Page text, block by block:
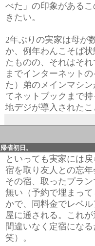
べた」の印象がある
きたい。
2年ぶりの実家は母が
か、例年わんこそば
たものの、それはそ
までインターネット
た）弟のメインマシ
てネットブックまで
地デジが導入された
帰省初日。
といっても実家には
宿を取り友人との忘年
その宿、取ったプラ
無い（予約で埋まっ
かで、同料金でレベ
屋に通される。これ
間違いなく定宿にな
笑）。